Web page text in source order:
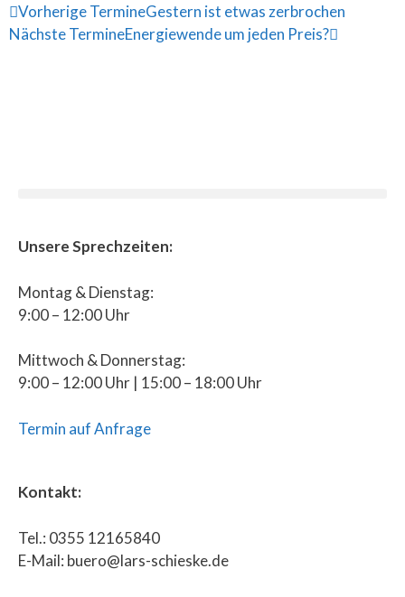
Vorherige TermineGestern ist etwas zerbrochen
Nächste TermineEnergiewende um jeden Preis?
Unsere Sprechzeiten:
Montag & Dienstag:
9:00 – 12:00 Uhr
Mittwoch & Donnerstag:
9:00 – 12:00 Uhr | 15:00 – 18:00 Uhr
Termin auf Anfrage
Kontakt:
Tel.: 0355 12165840
E-Mail: buero@lars-schieske.de